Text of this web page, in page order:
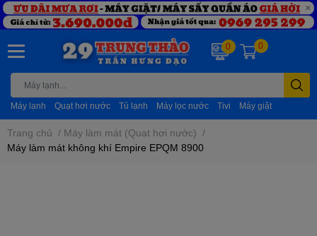
Máy lạnh Quạt hơi nước Tủ lạnh Máy lọc nước Tivi Máy giặt
0 0
Trang chủ / Máy làm mát (Quạt hơi nước) /
Máy làm mát không khí Empire EPQM 8900